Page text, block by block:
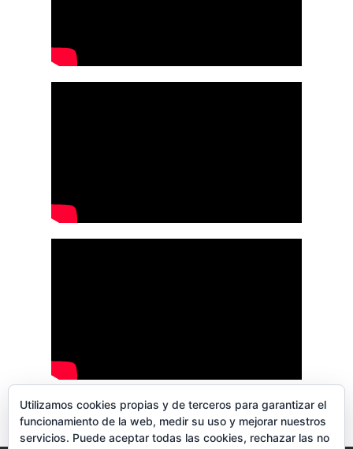
Utilizamos cookies propias y de terceros para garantizar el
funcionamiento de la web, medir su uso y mejorar nuestros
servicios. Puede aceptar todas las cookies, rechazar las no